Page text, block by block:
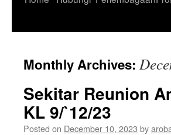
Monthly Archives:
Sekitar Reunion
KL 9/`12/23
Posted on December 10, 2023 by